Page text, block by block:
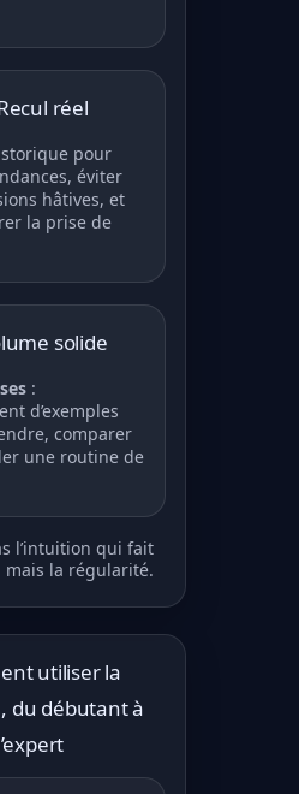
réel
pour
éviter
hâtives, et
la prise de
solide
:
d’exemples
comparer
une routine de
l’intuition qui fait
mais la régularité.
utiliser la
du débutant à